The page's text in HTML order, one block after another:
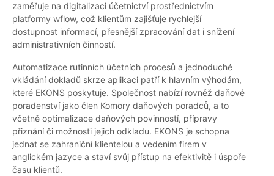
zaměřuje na digitalizaci účetnictví prostřednictvím
platformy wflow, což klientům zajišťuje rychlejší
dostupnost informací, přesnější zpracování dat i snížení
administrativních činností.
Automatizace rutinních účetních procesů a jednoduché
vkládání dokladů skrze aplikaci patří k hlavním výhodám,
které EKONS poskytuje. Společnost nabízí rovněž daňové
poradenství jako člen Komory daňových poradců, a to
včetně optimalizace daňových povinností, přípravy
přiznání či možnosti jejich odkladu. EKONS je schopna
jednat se zahraniční klientelou a vedením firem v
anglickém jazyce a staví svůj přístup na efektivitě i úspoře
času klientů.